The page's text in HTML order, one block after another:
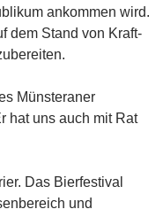
ankommen wird.
dem Stand von Kraft-
Münsteraner
hat uns auch mit Rat
Das Bierfestival
und